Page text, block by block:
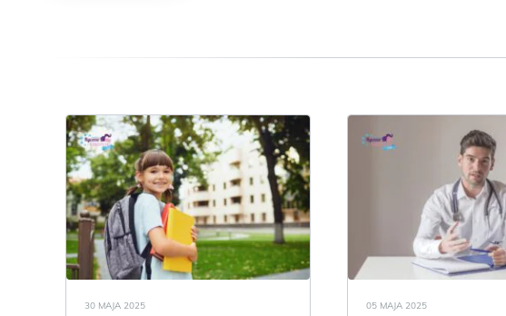
30 MAJA 2025 05 MAJA 2025